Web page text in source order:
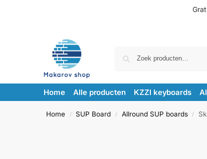
Home Alle producten KZZI keyboards
Home / SUP Board / Allround SUP boards /